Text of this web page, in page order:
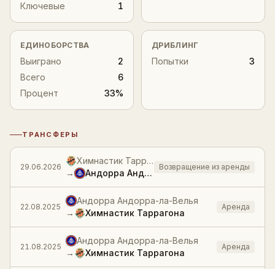
Ключевые
1
ЕДИНОБОРСТВА
Выиграно
2
Всего
6
Процент
33%
ДРИБЛИНГ
Попытки 3
ТРАНСФЕРЫ
История трансферов
29.06.2026
Химнастик Таррагона
→
Андорра Андорра-ла-Велья
Возвращение из аренды
22.08.2025
Андорра Андорра-ла-Велья
→
Химнастик Таррагона
Аренда
21.08.2025
Андорра Андорра-ла-Велья
→
Химнастик Таррагона
Аренда